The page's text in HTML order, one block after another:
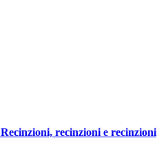
Recinzioni, recinzioni e recinzioni